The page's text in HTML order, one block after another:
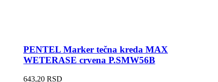
PENTEL Marker tečna kreda MAX
WETERASE crvena P.SMW56B
643,20 RSD